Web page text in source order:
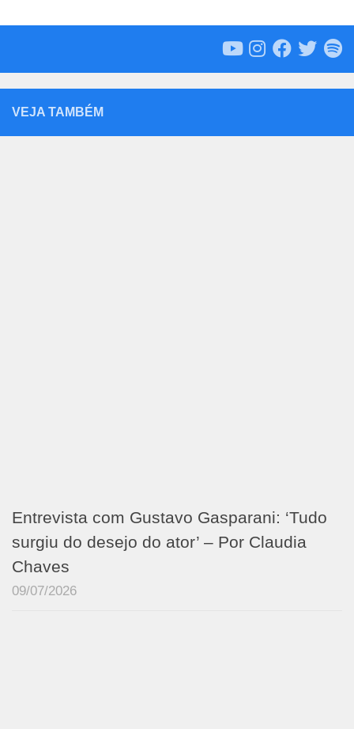
VEJA TAMBÉM
Entrevista com Gustavo Gasparani: ‘Tudo
surgiu do desejo do ator’ – Por Claudia
Chaves
09/07/2026